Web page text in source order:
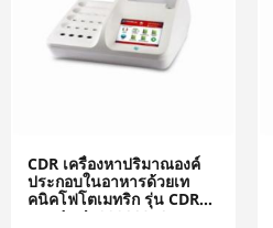
CDR เครื่องหาปริมาณองค์
ประกอบในอาหารด้วยเท
คนิคโฟโตเมทริก รุ่น CDR
FoodLab 222003Z01